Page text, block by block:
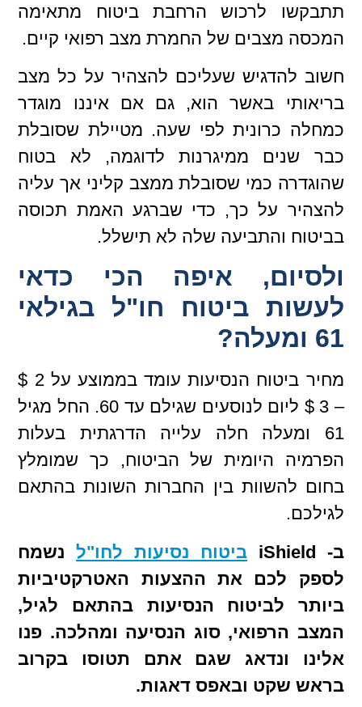
תתבקשו לרכוש הרחבת ביטוח מתאימה
המכסה מצבים של החמרת מצב רפואי קיים.
חשוב להדגיש שעליכם להצהיר על כל מצב
בריאותי באשר הוא, גם אם איננו מוגדר
כמחלה כרונית לפי שעה. מטיילת שסובלת
כבר שנים ממיגרנות לדוגמה, לא בטוח
שהוגדרה כמי שסובלת ממצב קליני אך עליה
להצהיר על כך, כדי שברגע האמת תכוסה
בביטוח והתביעה שלה לא תישלל.
ולסיום, איפה הכי כדאי
לעשות ביטוח חו"ל בגילאי
61 ומעלה?
מחיר ביטוח הנסיעות עומד בממוצע על 2 $
– 3 $ ליום לנוסעים שגילם עד 60. החל מגיל
61 ומעלה חלה עלייה הדרגתית בעלות
הפרמיה היומית של הביטוח, כך שמומלץ
בחום להשוות בין החברות השונות בהתאם
לגילכם.
ב- iShield
ביטוח נסיעות לחו"לנשמח
לספק לכם את ההצעות האטרקטיביות
ביותר לביטוח הנסיעות בהתאם לגיל,
המצב הרפואי, סוג הנסיעה ומהלכה. פנו
אלינו ונדאג שגם אתם תטוסו בקרוב
בראש שקט ובאפס דאגות.